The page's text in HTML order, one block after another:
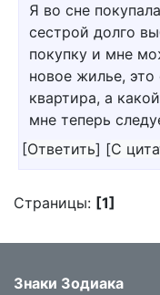
Я во сне
сестрой долго
покупку и мне
новое жилье, это
квартира, а
мне теперь
[Ответить] [С
Страницы: [1]
Знаки Зодиака